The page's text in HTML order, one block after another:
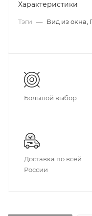
Характеристики
Тэги — Вид из окна,
Большой выбор
Доставка по всей
России